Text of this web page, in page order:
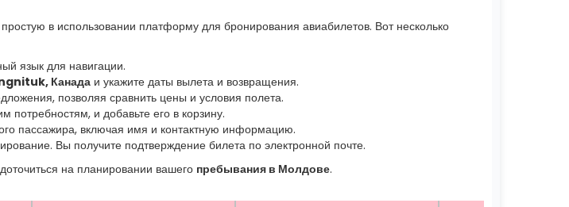
в использовании платформу для бронирования авиабилетов. Вот несколько
язык для навигации.
Канада и укажите даты вылета и возвращения.
позволяя сравнить цены и условия полета.
потребностям, и добавьте его в корзину.
пассажира, включая имя и контактную информацию.
Вы получите подтверждение билета по электронной почте.
на планировании вашего пребывания в Молдове.